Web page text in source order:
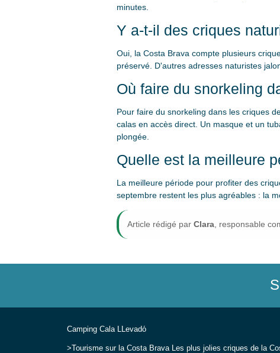
minutes.
Y a-t-il des criques
Oui, la Costa Brava compte plusieurs
préservé. D'autres adresses naturistes
Où faire du snorkeling
Pour faire du snorkeling dans les criques
calas en accès direct. Un masque et un
plongée.
Quelle est la meilleure
La meilleure période pour profiter des
septembre restent les plus agréables : la
Article rédigé par Clara, responsable
Camping Cala LLevadо́
Tourisme sur la Costa Brava Les plus jolies criques de la